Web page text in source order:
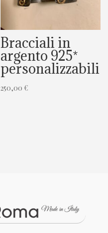
Bracciali in
argento 925*
personalizzabili
250,00 €